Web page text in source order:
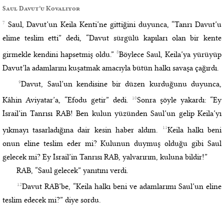
Saul Davut’u Kovalıyor
7
Saul, Davut’un Keila Kenti’ne gittiğini duyunca, “Tanrı Davut’u
elime teslim etti” dedi, “Davut sürgülü kapıları olan bir kente
girmekle kendini hapsetmiş oldu.”8Böylece Saul, Keila’ya yürüyüp
Davut’la adamlarını kuşatmak amacıyla bütün halkı savaşa çağırdı.
9Davut, Saul’un kendisine bir düzen kurduğunu duyunca,
Kâhin Aviyatar’a, “Efodu getir” dedi.
10Sonra şöyle yakardı: “Ey
İsrail’in Tanrısı RAB! Ben kulun yüzünden Saul’un gelip Keila’yı
yıkmayı tasarladığına dair kesin haber aldım.
11Keila halkı beni
onun eline teslim eder mi? Kulunun duymuş olduğu gibi Saul
gelecek mi? Ey İsrail’in Tanrısı RAB, yalvarırım, kuluna bildir!”
RAB, “Saul gelecek” yanıtını verdi.
12Davut RAB’be, “Keila halkı beni ve adamlarımı Saul’un eline
teslim edecek mi?” diye sordu.